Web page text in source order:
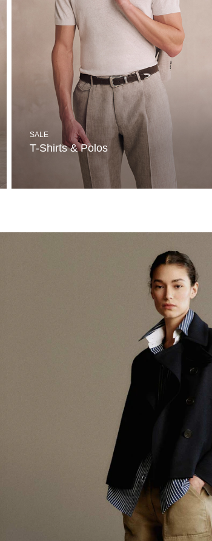
SALE
T-Shirts & Polos